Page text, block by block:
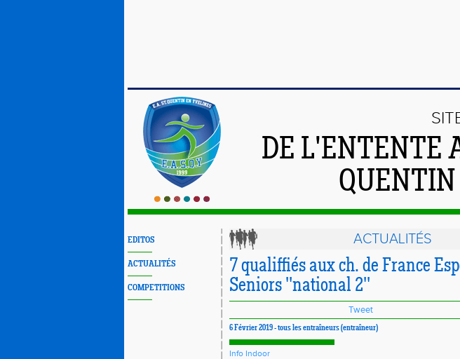
DE L'ENTENTE
EDITOS
ACTUALITÉS
COMPETITIONS
ACTUALITÉS
7 qualiffiés aux ch. de France
Seniors ''national 2''
Tweet
6 Février 2019 - tous les entraîneurs (entraîneur)
Info Indoor